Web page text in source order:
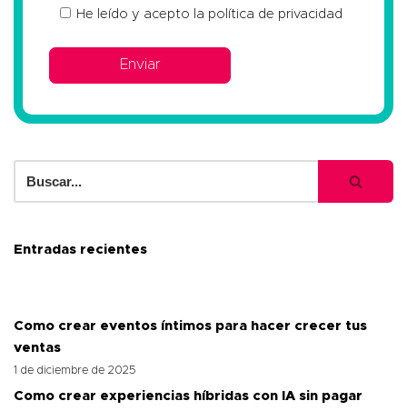
He leído y acepto la política de privacidad
Entradas recientes
Como crear eventos íntimos para hacer crecer tus
ventas
1 de diciembre de 2025
Como crear experiencias híbridas con IA sin pagar